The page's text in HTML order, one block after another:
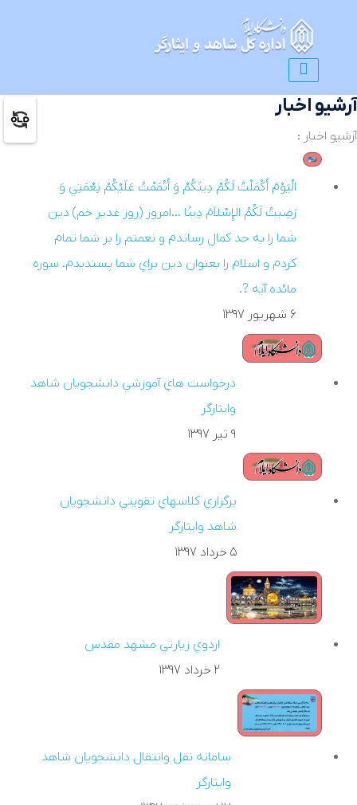
آرشیو اخبار
آرشیو اخبار :
الْيَوْمَ أَكْمَلْتُ لَكُمْ دِينَكُمْ وَ أَتْمَمْتُ عَلَيْكُمْ نِعْمَتِي وَ
رَضِيتُ لَكُمُ الإِسْلاَمَ دِينًا ...امروز (روز غدير خم) دين
شما را به حد كمال رساندم و نعمتم را بر شما تمام
كردم و اسلام را بعنوان دين براي شما پسنديدم. سوره
مائده آيه ?.
۶ شهريور ۱۳۹۷
درخواست هاي آموزشي دانشجويان شاهد
وايثارگر
۹ تير ۱۳۹۷
برگزاري کلاسهاي تقويتي دانشجويان
شاهد وايثارگر
۵ خرداد ۱۳۹۷
اردوي زيارتي مشهد مقدس
۲ خرداد ۱۳۹۷
سامانه نقل وانتقال دانشجويان شاهد
وايثارگر